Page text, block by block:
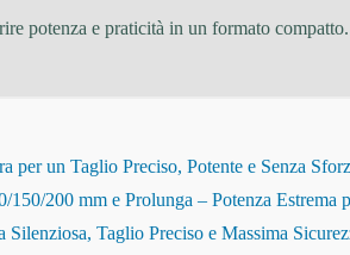
potenza e praticità in un formato
un Taglio Preciso, Potente e Senza
200 mm e Prolunga – Potenza Estrema
Taglio Preciso e Massima